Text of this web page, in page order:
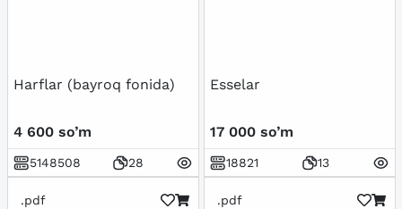
Harflar (bayroq fonida)
4 600 so’m
5148508 28
Esselar
17 000 so’m
18821 13
.pdf .pdf